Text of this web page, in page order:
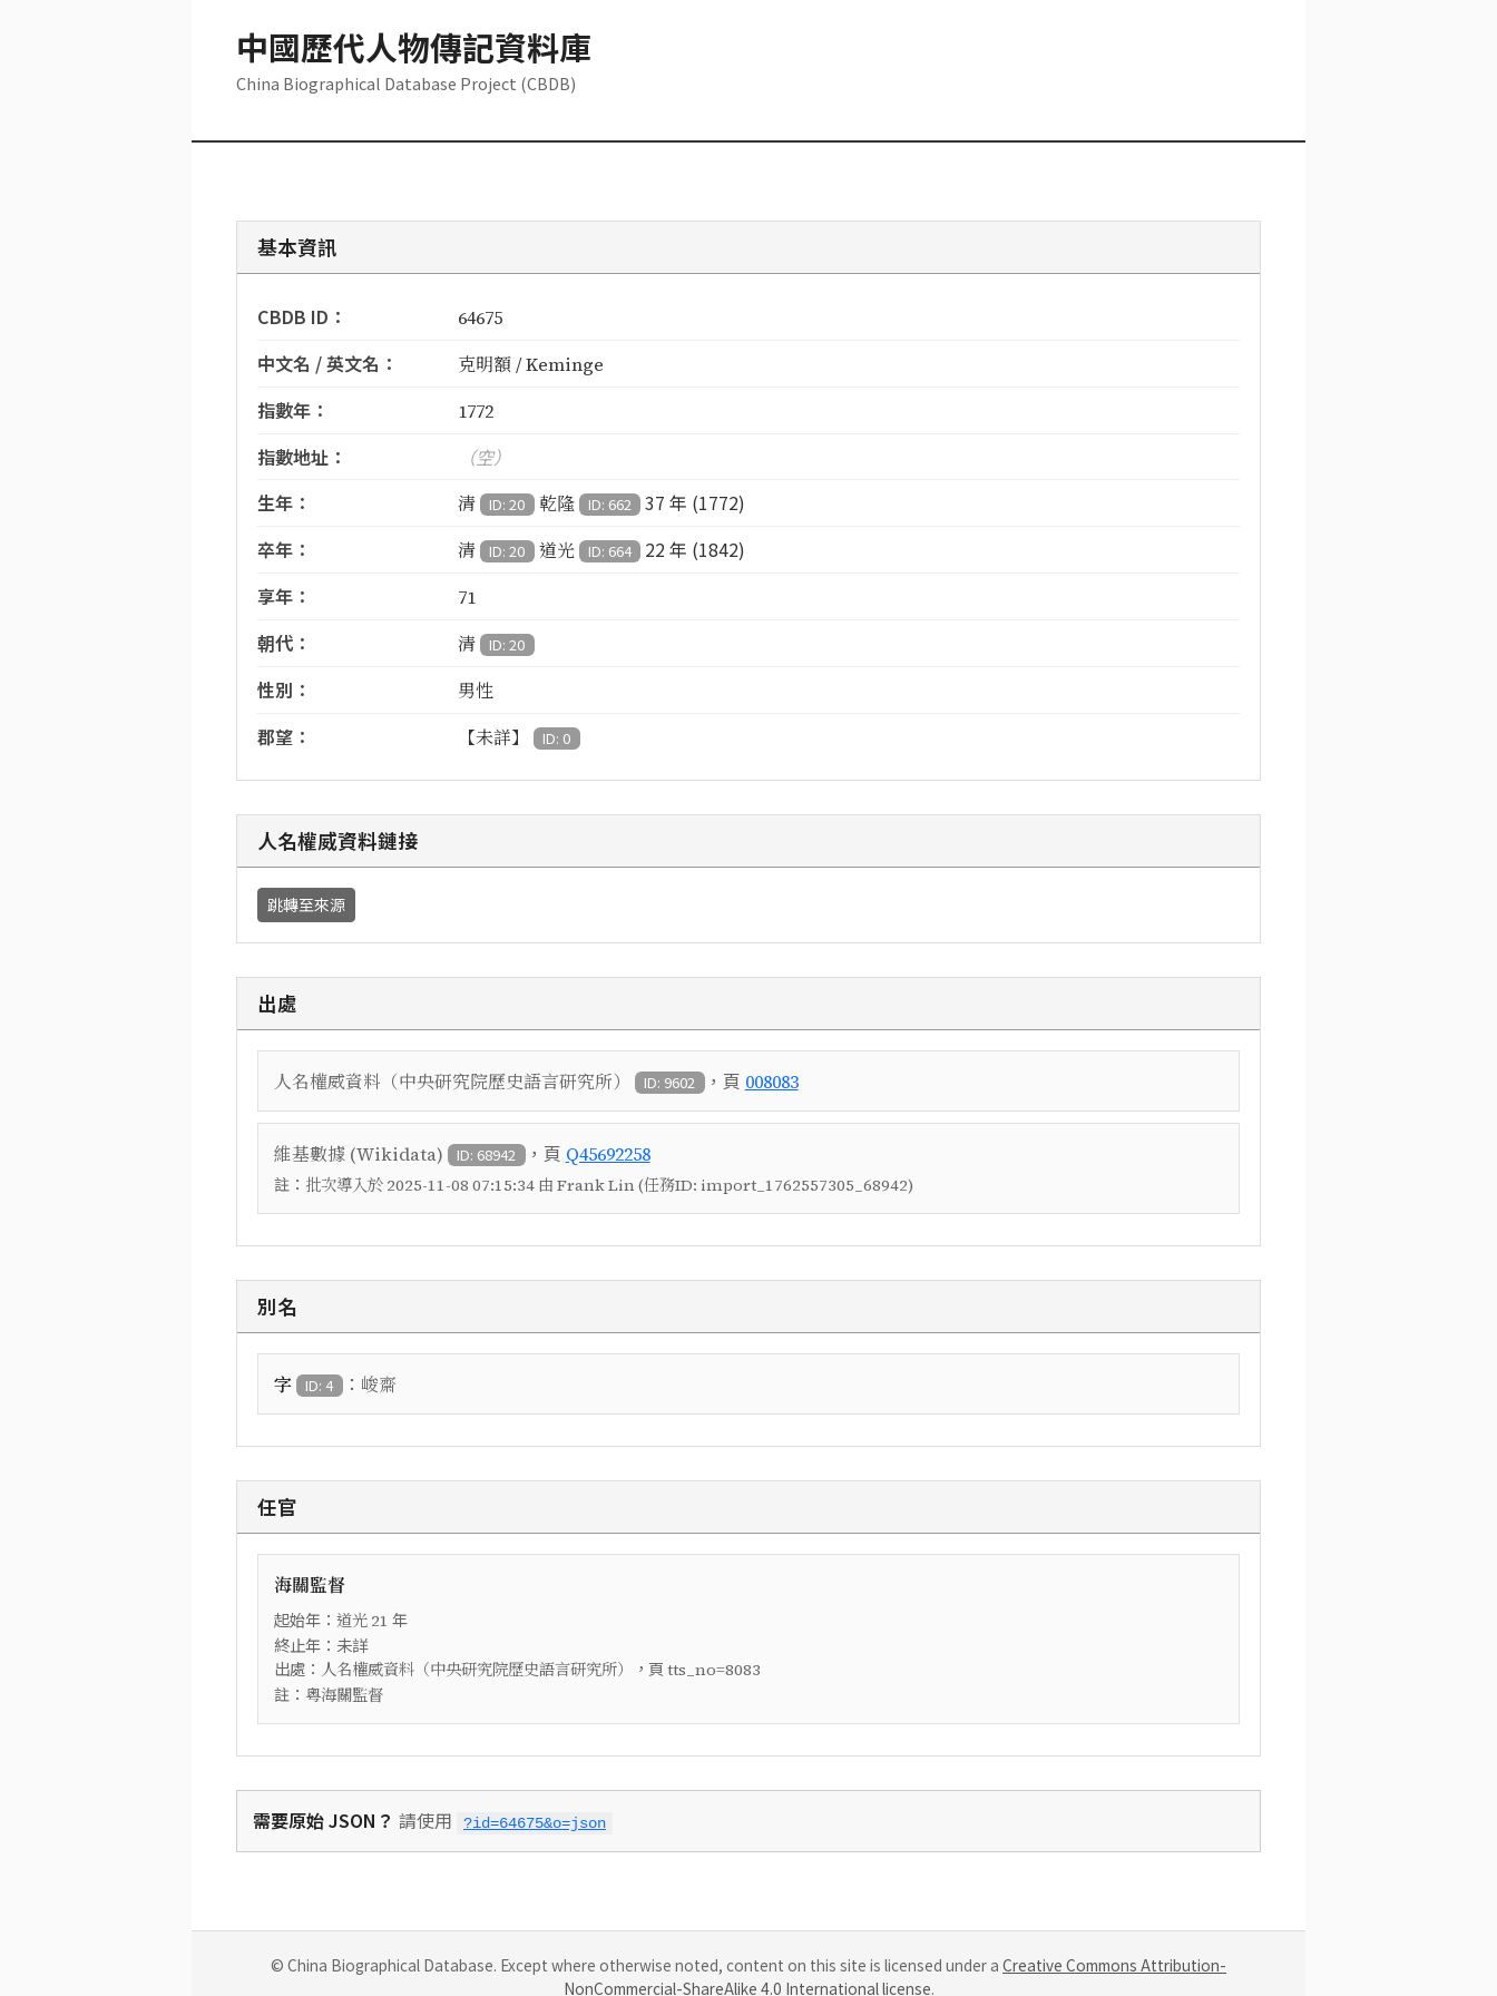
中國歷代人物傳記資料庫
China Biographical Database Project (CBDB)
基本資訊
CBDB ID： 64675
中文名 / 英文名： 克明額 / Keminge
指數年： 1772
指數地址：
（空）
生年：
清 ID: 20 乾隆 ID: 662
37 年 (1772)
卒年：
清 ID: 20 道光 ID: 664
22 年 (1842)
享年：
71
朝代： 清 ID: 20
性別： 男性
郡望： 【未詳】 ID: 0
人名權威資料鏈接
跳轉至來源
出處
人名權威資料（中央研究院歷史語言研究所） ID: 9602 ，頁 008083
維基數據 (Wikidata) ID: 68942 ，頁 Q45692258
註： 批次導入於 2025-11-08 07:15:34 由 Frank Lin (任務ID: import_1762557305_68942)
別名
字 ID: 4 ： 峻齋
任官
海關監督
起始年： 道光 21 年
終止年：未詳
出處： 人名權威資料（中央研究院歷史語言研究所） ，頁 tts_no=8083
註： 粵海關監督
需要原始 JSON？ 請使用 ?id=64675&o=json
© China Biographical Database. Except where otherwise noted, content on this site is licensed under a Creative Commons Attribution-
NonCommercial-ShareAlike 4.0 International license.